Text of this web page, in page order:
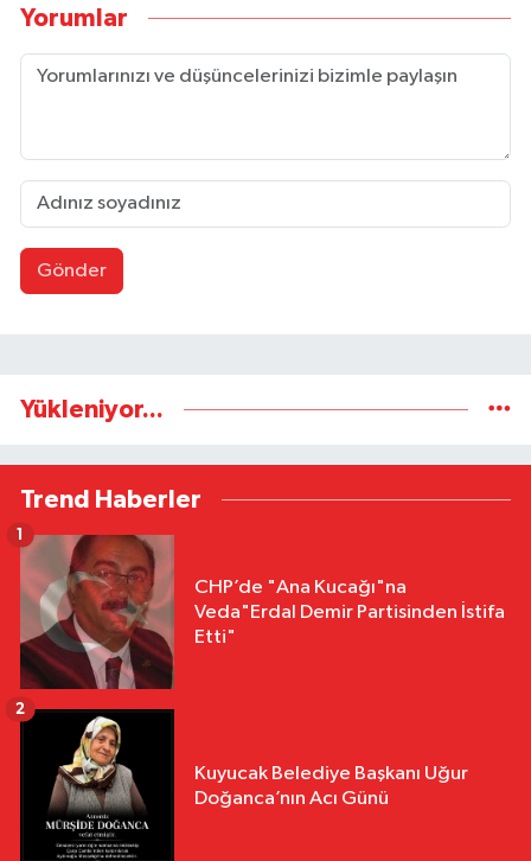
Yorumlar
Gönder
Yükleniyor...
Trend Haberler
CHP’de "Ana Kucağı"na
Veda"Erdal Demir Partisinden İstifa
Etti"
1
Kuyucak Belediye Başkanı Uğur
Doğanca’nın Acı Günü
2